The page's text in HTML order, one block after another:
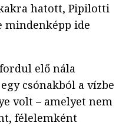
hatott, Pipilotti
mindenképp ide
elő nála
csónakból a vízbe
volt – amelyet nem
félelemként